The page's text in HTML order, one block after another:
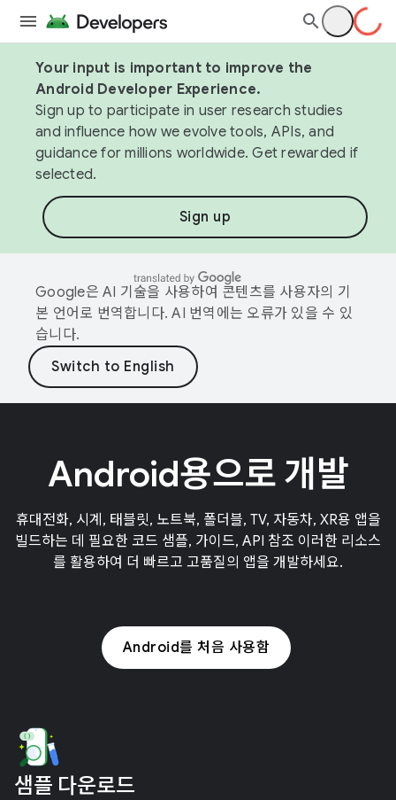
Your input is important to improve the
Android Developer Experience.
Sign up to participate in user research studies
and influence how we evolve tools, APIs, and
guidance for millions worldwide. Get rewarded if
selected.
Sign up
Google은 AI 기술을 사용하여 콘텐츠를 사용자의 기
본 언어로 번역합니다. AI 번역에는 오류가 있을 수 있
습니다.
Android용으로 개발
휴대전화, 시계, 태블릿, 노트북, 폴더블, TV, 자동차, XR용 앱을
빌드하는 데 필요한 코드 샘플, 가이드, API 참조 이러한 리소스
를 활용하여 더 빠르고 고품질의 앱을 개발하세요.
Android를 처음 사용함
샘플 다운로드